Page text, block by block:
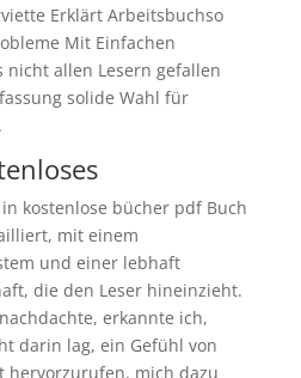
Erklärt Arbeitsbuchso
Mit Einfachen
nicht allen Lesern gefallen
solide Wahl für
kostenlose bücher pdf Buch
mit einem
und einer lebhaft
die den Leser hineinzieht.
erkannte ich,
darin lag, ein Gefühl von
hervorzurufen, mich dazu